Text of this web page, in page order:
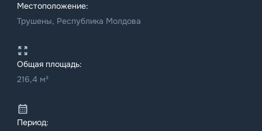
Местоположение:
Трушены, Республика Молдова
Общая площадь:
216,4 м²
Период: